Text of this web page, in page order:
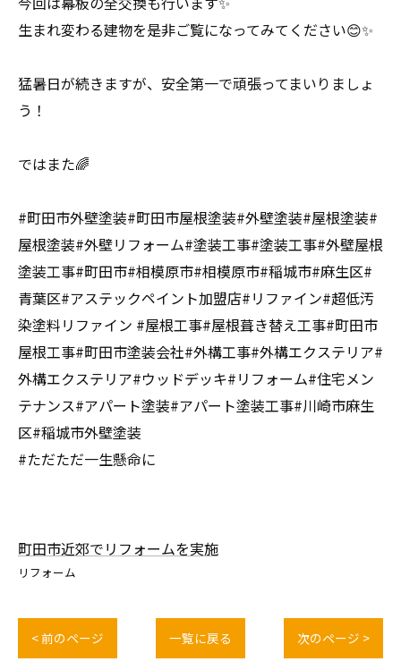
生まれ変わる建物を是非ご覧になってみてください😊✨
猛暑日が続きますが、安全第一で頑張ってまいりましょ
う！
ではまた🌈
#町田市外壁塗装#町田市屋根塗装#外壁塗装#屋根塗装#
屋根塗装#外壁リフォーム#塗装工事#塗装工事#外壁屋根
塗装工事#町田市#相模原市#相模原市#稲城市#麻生区#
青葉区#アステックペイント加盟店#リファイン#超低汚
染塗料リファイン #屋根工事#屋根葺き替え工事#町田市
屋根工事#町田市塗装会社#外構工事#外構エクステリア#
外構エクステリア#ウッドデッキ#リフォーム#住宅メン
テナンス#アパート塗装#アパート塗装工事#川崎市麻生
区#稲城市外壁塗装
#ただただ一生懸命に
町田市近郊でリフォームを実施
リフォーム
< 前のページ 一覧に戻る 次のページ >